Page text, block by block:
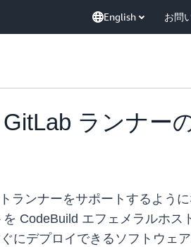
English お問
ランナー
ランナーをサポートするよう
CodeBuild エフェメラルホ
にデプロイできるソフトウェ